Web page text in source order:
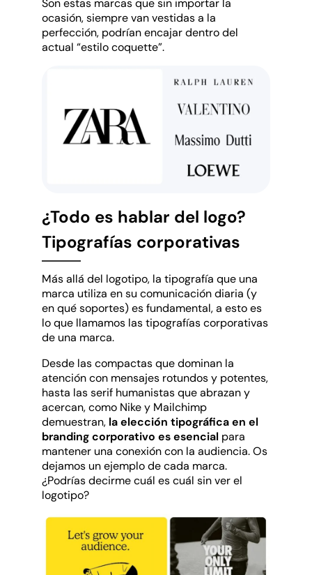
ocasión, siempre van vestidas a la
perfección, podrían encajar dentro del
actual “estilo coquette”.
¿Todo es hablar del logo?
Tipografías corporativas
Más allá del logotipo, la tipografía que una
marca utiliza en su comunicación diaria (y
en qué soportes) es fundamental, a esto es
lo que llamamos las tipografías corporativas
de una marca.
Desde las compactas que dominan la
atención con mensajes rotundos y potentes,
hasta las serif humanistas que abrazan y
acercan, como Nike y Mailchimp
demuestran, la elección tipográfica en el
branding corporativo es esencial para
mantener una conexión con la audiencia. Os
dejamos un ejemplo de cada marca.
¿Podrías decirme cuál es cuál sin ver el
logotipo?